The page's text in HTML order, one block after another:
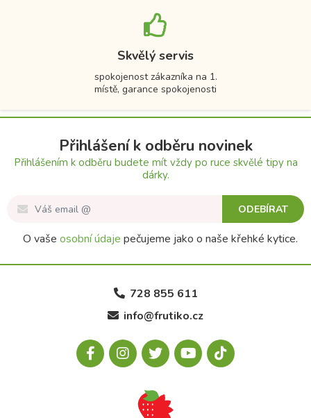
Skvělý servis
spokojenost zákazníka na 1.
místě, garance spokojenosti
Přihlášení k odběru novinek
Přihlášením k odběru budete mít vždy po ruce skvělé tipy na
dárky.
ODEBÍRAT
O vaše osobní údaje pečujeme jako o naše křehké kytice.
728 855 611
info@frutiko.cz